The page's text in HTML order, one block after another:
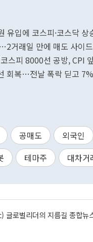
유입에 코스피·코스닥 상
거래일 만에 매도 사이
스피 8000선 공방, CPI
회복…전날 폭락 딛고
공매도 외국인
테마주 대차거
글로벌리더의 지름길 종합